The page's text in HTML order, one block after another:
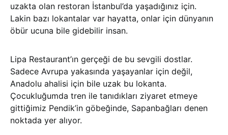
uzakta olan restoran İstanbul’da yaşadığınız için.
Lakin bazı lokantalar var hayatta, onlar için dünyanın
öbür ucuna bile gidebilir insan.
Lipa Restaurant’ın gerçeği de bu sevgili dostlar.
Sadece Avrupa yakasında yaşayanlar için değil,
Anadolu ahalisi için bile uzak bu lokanta.
Çocukluğumda tren ile tanıdıkları ziyaret etmeye
gittiğimiz Pendik’in göbeğinde, Sapanbağları denen
noktada yer alıyor.